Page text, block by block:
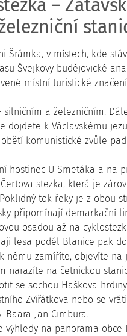
–
Šrámka, v místech, kde
Švejkovy budějovické
místní turistické
a železničním.
k Václavskému
komunistické zvůle
hostinec U Smetáka a
stezka, která je
tok řeky je z obou
připomínají demarkační
osadou až na
lesa podél Blanice pak
zamíříte, objevíte
narazíte na četnickou
se sochou Haškova
Zvířátkova nebo se
Jan Cimbura.
na panorama